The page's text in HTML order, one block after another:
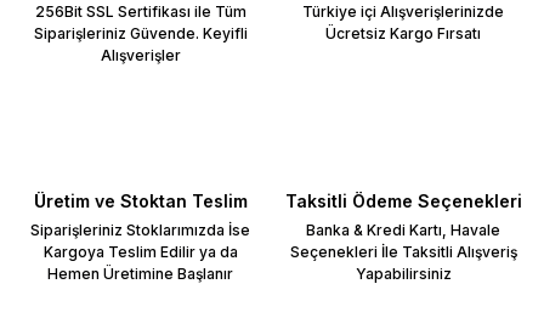
256Bit SSL Sertifikası ile Tüm
Siparişleriniz Güvende. Keyifli
Alışverişler
Türkiye içi Alışverişlerinizde
Ücretsiz Kargo Fırsatı
Üretim ve Stoktan Teslim
Siparişleriniz Stoklarımızda İse
Kargoya Teslim Edilir ya da
Hemen Üretimine Başlanır
Taksitli Ödeme Seçenekleri
Banka & Kredi Kartı, Havale
Seçenekleri İle Taksitli Alışveriş
Yapabilirsiniz